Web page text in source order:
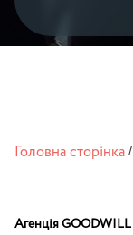
Головна сторінка /
Агенція GOODWILL